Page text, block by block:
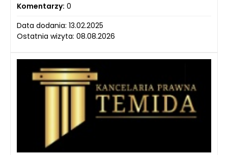
Komentarzy: 0
Data dodania: 13.02.2025
Ostatnia wizyta: 08.08.2026